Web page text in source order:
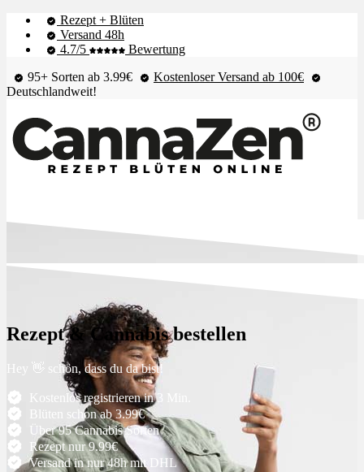
Rezept + Blüten
Versand 48h
4.7/5
Bewertung
95+ Sorten ab 3.99€
Kostenloser Versand ab 100€
Deutschlandweit!
Shop & Live-Bestand
Extrakte
Ablauf
Therapien
Rezept & Cannabis bestellen
Hey 👋 schön, dass du da bist!
Kostenlos registrieren in 3 Min.
Blüten schon ab 3.99€
Über 95 Cannabis Sorten
Rezept nur 9.99€
Versand in nur 48h mit DHL